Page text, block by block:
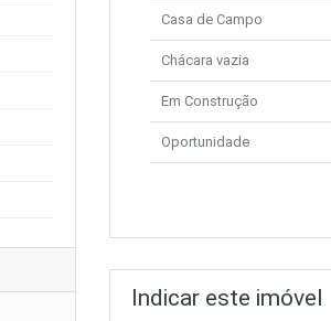
Casa de Campo
Chácara vazia
Em Construção
Oportunidade
Indicar este imóvel